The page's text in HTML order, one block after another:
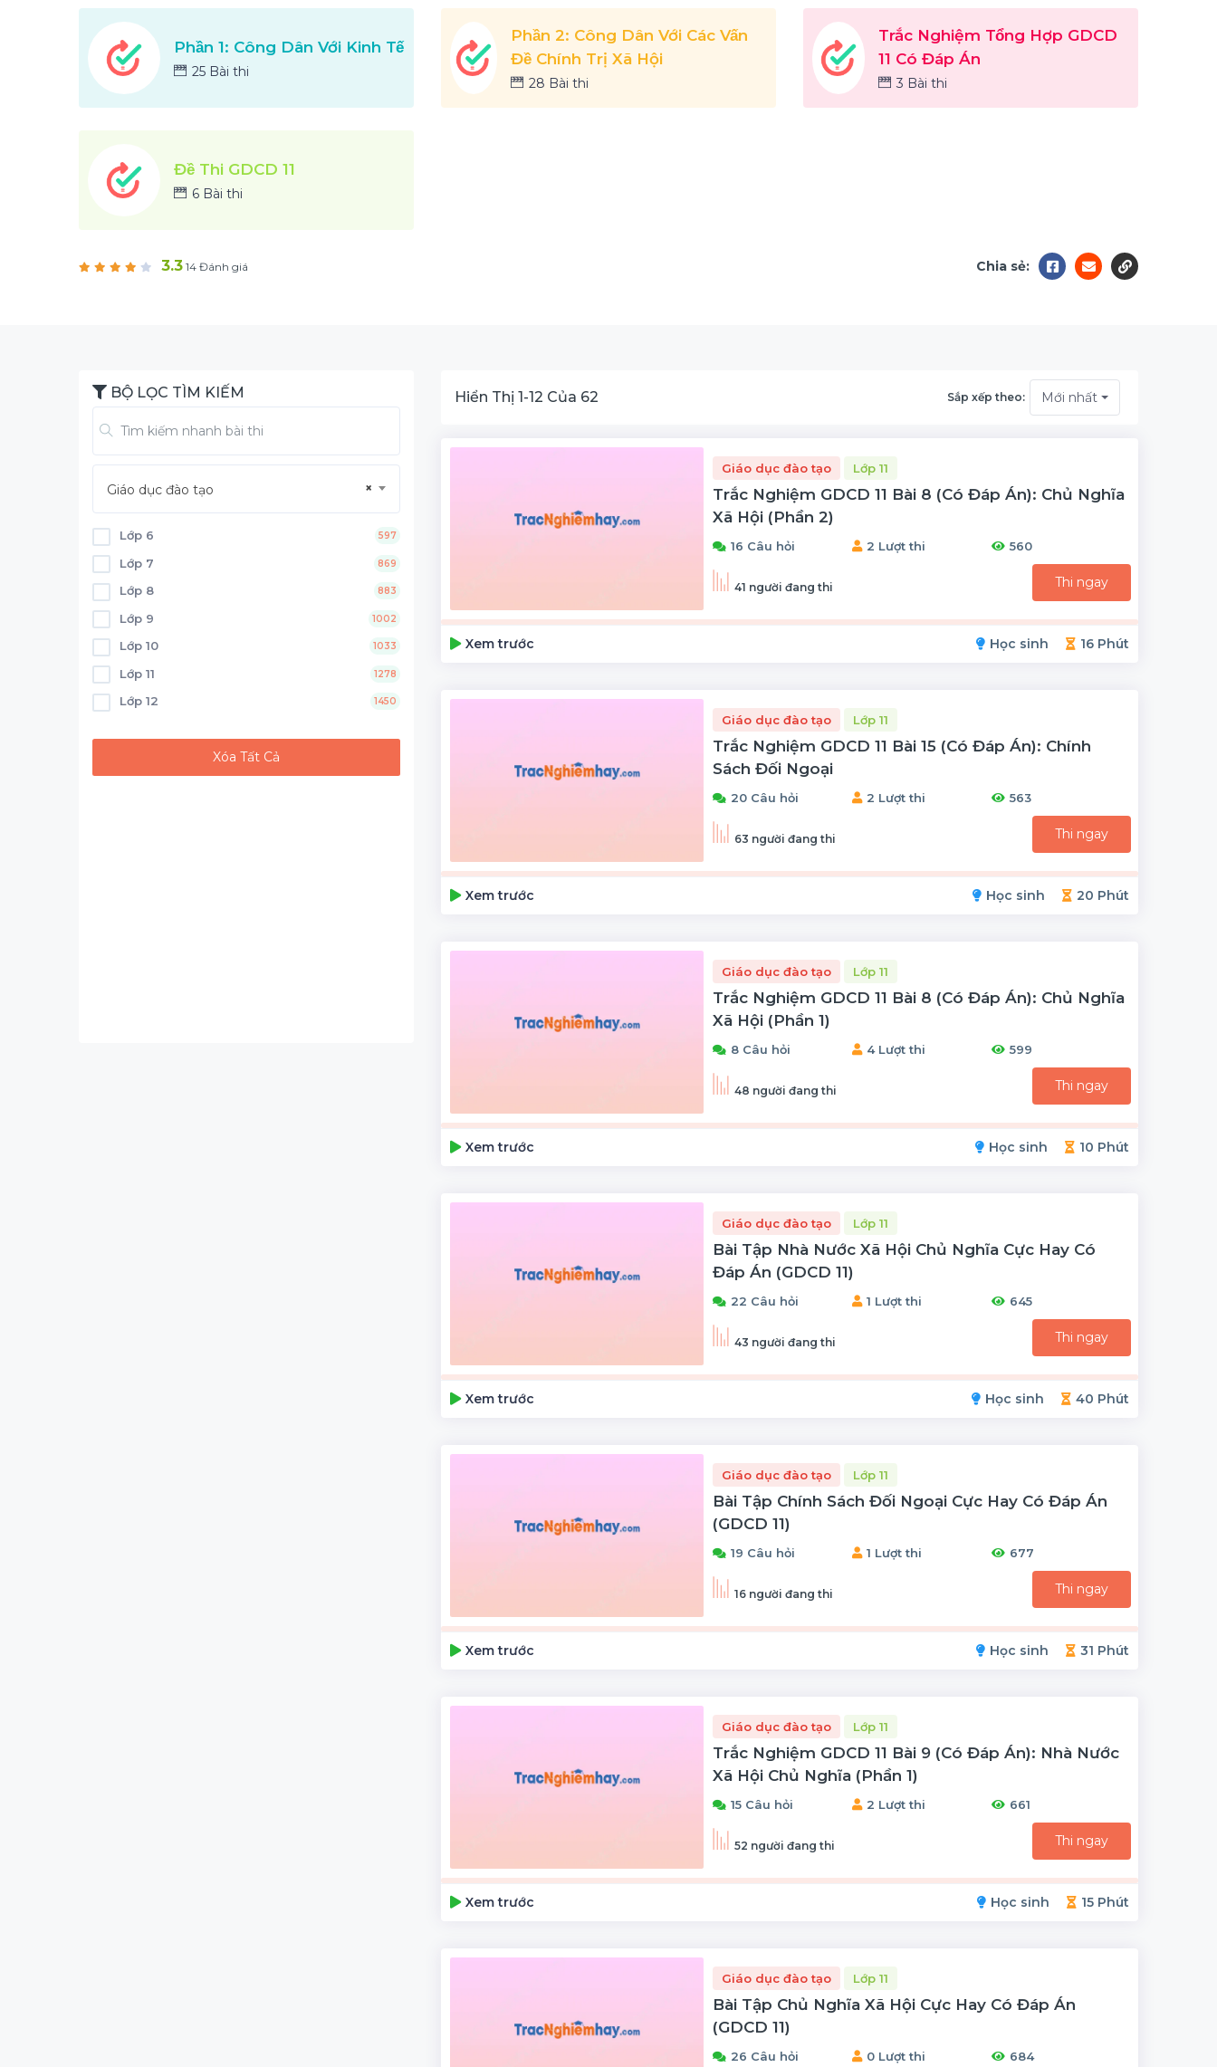
Phần 1: Công Dân Với Kinh Tế
25 Bài thi
Phần 2: Công Dân Với Các Vấn
Đề Chính Trị Xã Hội
28 Bài thi
Trắc Nghiệm Tổng Hợp GDCD
11 Có Đáp Án
3 Bài thi
Đề Thi GDCD 11
6 Bài thi
3.3 14 Đánh giá Chia sẻ:
BỘ LỌC TÌM KIẾM
×
Giáo dục đào tạo
Lớp 6 597
Lớp 7 869
Lớp 8 883
Lớp 9 1002
Lớp 10 1033
Lớp 11 1278
Lớp 12 1450
Xóa Tất Cả
Hiển Thị 1-12 Của 62 Sắp xếp theo: Mới nhất
Giáo dục đào tạo Lớp 11
Trắc Nghiệm GDCD 11 Bài 8 (có Đáp Án): Chủ Nghĩa
Xã Hội (phần 2)
16 Câu hỏi 2 Lượt thi 560
41 người đang thi Thi ngay
Xem trước Học sinh 16 Phút
Giáo dục đào tạo Lớp 11
Trắc Nghiệm GDCD 11 Bài 15 (có Đáp Án): Chính
Sách Đối Ngoại
20 Câu hỏi 2 Lượt thi 563
63 người đang thi Thi ngay
Xem trước Học sinh 20 Phút
Giáo dục đào tạo Lớp 11
Trắc Nghiệm GDCD 11 Bài 8 (có Đáp Án): Chủ Nghĩa
Xã Hội (phần 1)
8 Câu hỏi 4 Lượt thi 599
48 người đang thi Thi ngay
Xem trước Học sinh 10 Phút
Giáo dục đào tạo Lớp 11
Bài Tập Nhà Nước Xã Hội Chủ Nghĩa Cực Hay Có
Đáp Án (GDCD 11)
22 Câu hỏi 1 Lượt thi 645
43 người đang thi Thi ngay
Xem trước Học sinh 40 Phút
Giáo dục đào tạo Lớp 11
Bài Tập Chính Sách Đối Ngoại Cực Hay Có Đáp Án
(GDCD 11)
19 Câu hỏi 1 Lượt thi 677
16 người đang thi Thi ngay
Xem trước Học sinh 31 Phút
Giáo dục đào tạo Lớp 11
Trắc Nghiệm GDCD 11 Bài 9 (có Đáp Án): Nhà Nước
Xã Hội Chủ Nghĩa (phần 1)
15 Câu hỏi 2 Lượt thi 661
52 người đang thi Thi ngay
Xem trước Học sinh 15 Phút
Giáo dục đào tạo Lớp 11
Bài Tập Chủ Nghĩa Xã Hội Cực Hay Có Đáp Án
(GDCD 11)
26 Câu hỏi 0 Lượt thi 684